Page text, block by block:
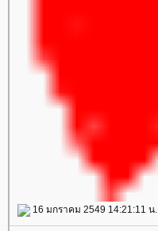
16 มกราคม 2549 14:21:11 น.